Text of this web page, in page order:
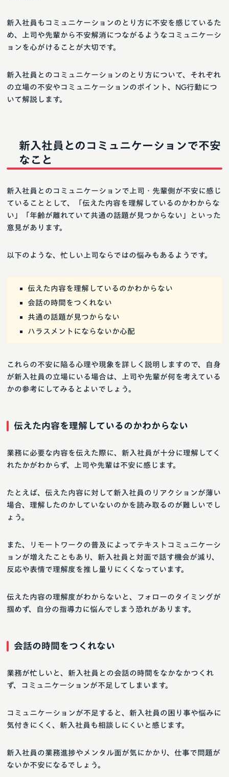
新入社員もコミュニケーションのとり方に不安を感じているた
め、上司や先輩から不安解消につながるようなコミュニケーシ
ョンを心がけることが大切です。
新入社員とのコミュニケーションのとり方について、それぞれ
の立場の不安やコミュニケーションのポイント、NG行動につ
いて解説します。
新入社員とのコミュニケーションで不安
なこと
新入社員とのコミュニケーションで上司・先輩側が不安に感じ
ていることとして、「伝えた内容を理解しているのかわからな
い」「年齢が離れていて共通の話題が見つからない」といった
意見があります。
以下のような、忙しい上司ならではの悩みもあるようです。
伝えた内容を理解しているのかわからない
会話の時間をつくれない
共通の話題が見つからない
ハラスメントにならないか心配
これらの不安に陥る心理や現象を詳しく説明しますので、自身
が新入社員の立場にいる場合は、上司や先輩が何を考えている
かの参考にしてみるとよいでしょう。
伝えた内容を理解しているのかわからない
業務に必要な内容を伝えた際に、新入社員が十分に理解してく
れたかがわからず、上司や先輩は不安に感じます。
たとえば、伝えた内容に対して新入社員のリアクションが薄い
場合、理解したのかしていないのかを読み取るのが難しいでし
ょう。
また、リモートワークの普及によってテキストコミュニケーシ
ョンが増えたこともあり、新入社員と対面で話す機会が減り、
反応や表情で理解度を推し量りにくくなっています。
伝えた内容の理解度がわからないと、フォローのタイミングが
掴めず、自分の指導力に悩んでしまう恐れがあります。
会話の時間をつくれない
業務が忙しいと、新入社員との会話の時間をなかなかつくれ
ず、コミュニケーションが不足してしまいます。
コミュニケーションが不足すると、新入社員の困り事や悩みに
気付きにくく、新入社員も相談しにくいと感じます。
新入社員の業務進捗やメンタル面が気にかかり、仕事で問題が
ないか不安になるでしょう。